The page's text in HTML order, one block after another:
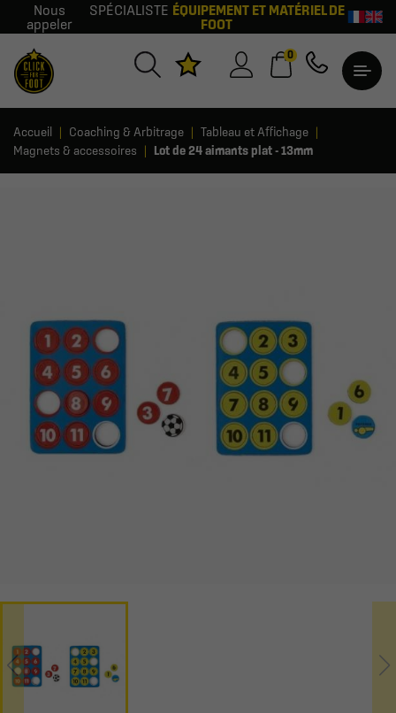
Nous
appeler
SPÉCIALISTE ÉQUIPEMENT ET MATÉRIEL DE
FOOT
0
Accueil Coaching & Arbitrage
Tableau et Affichage
Magnets & accessoires
Lot de 24 aimants plat - 13mm